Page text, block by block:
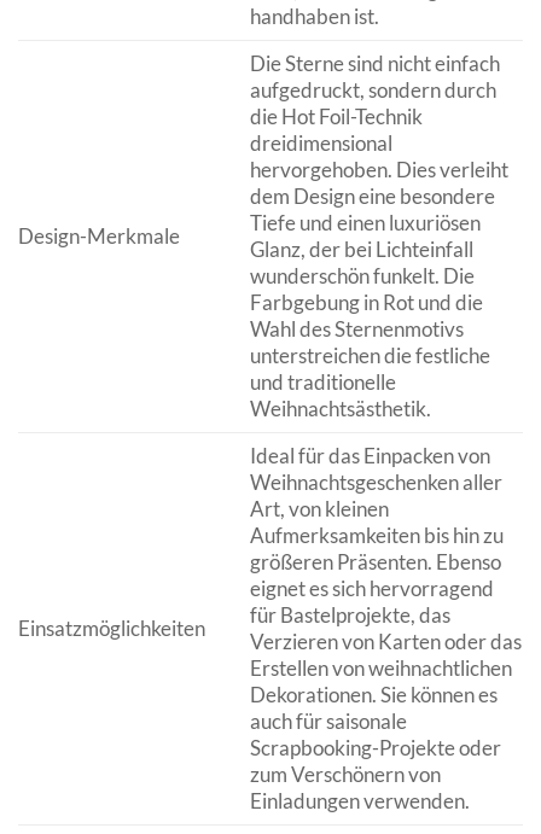
handhaben ist.
Design-Merkmale
Die Sterne sind nicht einfach
aufgedruckt, sondern durch
die Hot Foil-Technik
dreidimensional
hervorgehoben. Dies verleiht
dem Design eine besondere
Tiefe und einen luxuriösen
Glanz, der bei Lichteinfall
wunderschön funkelt. Die
Farbgebung in Rot und die
Wahl des Sternenmotivs
unterstreichen die festliche
und traditionelle
Weihnachtsästhetik.
Einsatzmöglichkeiten
Ideal für das Einpacken von
Weihnachtsgeschenken aller
Art, von kleinen
Aufmerksamkeiten bis hin zu
größeren Präsenten. Ebenso
eignet es sich hervorragend
für Bastelprojekte, das
Verzieren von Karten oder das
Erstellen von weihnachtlichen
Dekorationen. Sie können es
auch für saisonale
Scrapbooking-Projekte oder
zum Verschönern von
Einladungen verwenden.